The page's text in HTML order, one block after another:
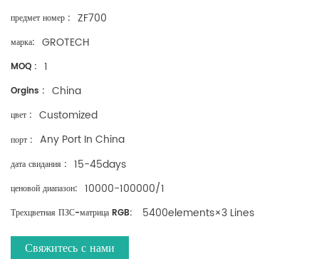
предмет номер : ZF700
марка: GROTECH
MOQ : 1
Orgins : China
цвет : Customized
порт : Any Port In China
дата свидания : 15-45days
ценовой диапазон: 10000-100000/1
Трехцветная ПЗС-матрица RGB: 5400elements×3 Lines
Свяжитесь с нами